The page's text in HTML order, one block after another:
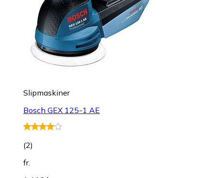
Slipmaskiner
Bosch GEX 125-1 AE
(2)
fr.